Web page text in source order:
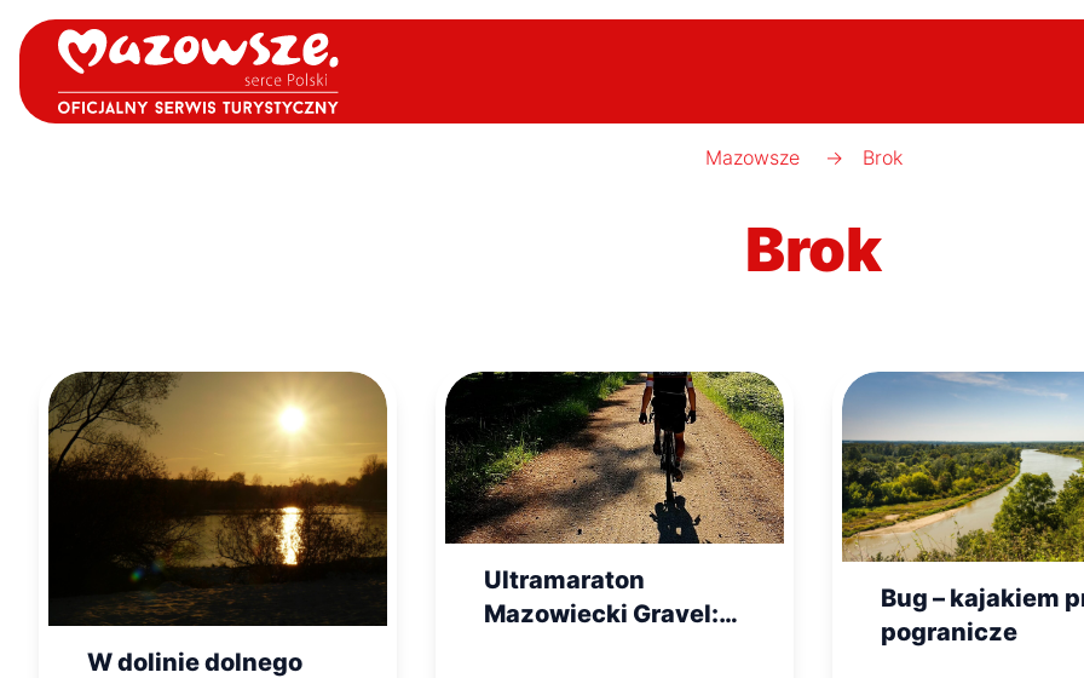
Mazowsze → Brok
Brok
W dolinie dolnego
Ultramaraton
Mazowiecki Gravel:
Bug – kajakiem
pogranicze